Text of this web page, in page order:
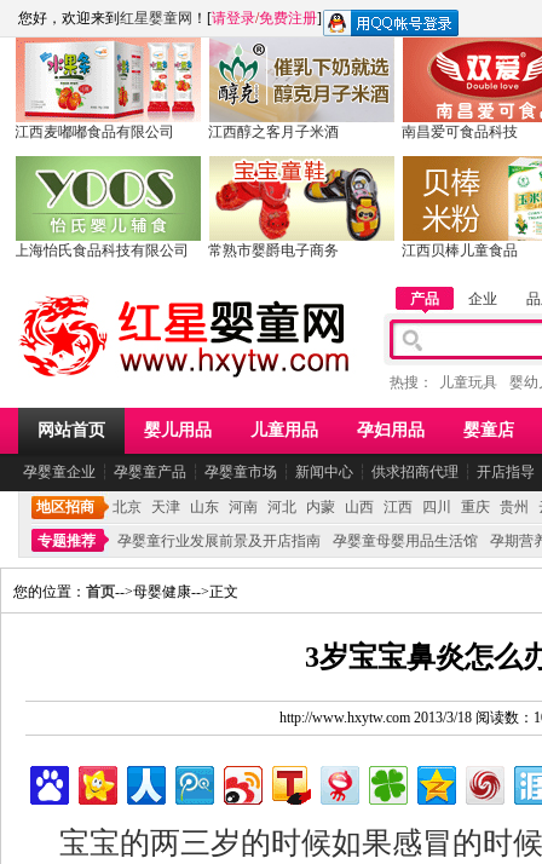
您好，欢迎来到 红星婴童网 ！[请登录/免费注册]
江西麦嘟嘟食品有限公司 江西醇之客月子米酒 南昌爱可食品科技
上海怡氏食品科技有限公司 常熟市婴爵电子商务 江西贝棒儿童食品
产品 企业
热搜： 儿童玩具 婴幼
网站首页 婴儿用品 儿童用品 孕妇用品 婴童店
孕婴童企业 ┆ 孕婴童产品 ┆ 孕婴童市场 ┆ 新闻中心 ┆ 供求招商代理 ┆ 开店指导
地区招商 北京 天津 山东 河南 河北 内蒙 山西 江西 四川 重庆 贵州
专题推荐
孕婴童行业发展前景及开店指南 孕婴童母婴用品生活馆 孕期营
您的位置： 首页-->母婴健康-->正文
3岁宝宝鼻炎怎么
http://www.hxytw.com 2013/3/18 阅读数：
宝宝的两三岁的时候如果感冒的时